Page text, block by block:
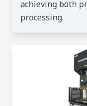
achieving both
processing.